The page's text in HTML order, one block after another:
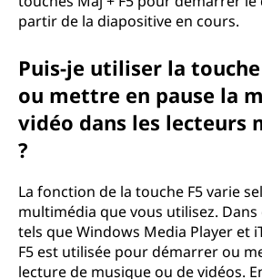
partir de la diapositive en cours.
Puis-je utiliser la
ou mettre en pause la
vidéo dans les lecteurs
?
La fonction de la touche F5 varie
multimédia que vous utilisez.
tels que Windows Media Player et
F5 est utilisée pour démarrer ou
lecture de musique ou de vidéos.